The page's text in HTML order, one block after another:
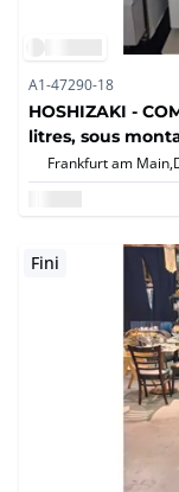
A1-47290-18
HOSHIZAKI -
litres, sous
Frankfurt am Main,
Fini